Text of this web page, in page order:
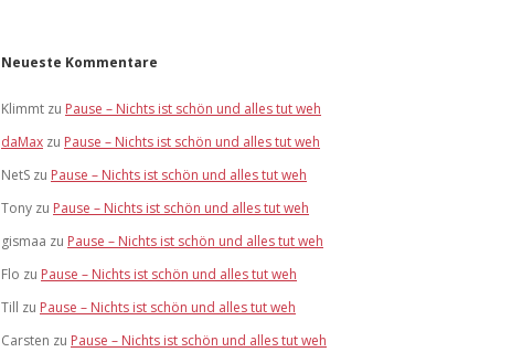
Neueste Kommentare
Klimmt zu Pause – Nichts ist schön und alles tut weh
daMax zu Pause – Nichts ist schön und alles tut weh
NetS zu Pause – Nichts ist schön und alles tut weh
Tony zu Pause – Nichts ist schön und alles tut weh
gismaa zu Pause – Nichts ist schön und alles tut weh
Flo zu Pause – Nichts ist schön und alles tut weh
Till zu Pause – Nichts ist schön und alles tut weh
Carsten zu Pause – Nichts ist schön und alles tut weh